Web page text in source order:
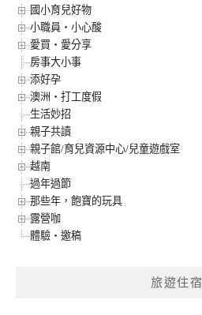
國小育兒好物
小職員‧小心酸
愛買‧愛分享
房事大小事
添好孕
澳洲‧打工度假
生活妙招
親子共讀
親子館/育兒資源中心/兒童遊戲室
越南
過年過節
那些年，飽寶的玩具
露營咖
體驗‧邀稿
旅遊住宿